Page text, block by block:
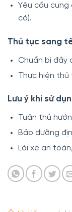
Yêu cầu cung
có).
Thủ tục sang
Chuẩn bị đầy
Thực hiện
Lưu ý khi sử
Tuân thủ
Bảo dưỡng
Lái xe an